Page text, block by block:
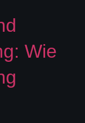
Wie